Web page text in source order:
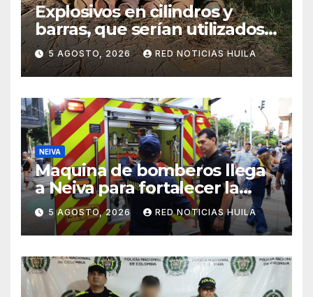
Explosivos en cilindros y
barras, que serían utilizados
en Cali, fueron incautados
por la Policía
5 AGOSTO, 2026 RED NOTICIAS HUILA
NEIVA
Maquina de bomberos llega
a Neiva para fortalecer la
asistencia en las
emergencias ocasionadas
por el fenómeno del niño
5 AGOSTO, 2026 RED NOTICIAS HUILA